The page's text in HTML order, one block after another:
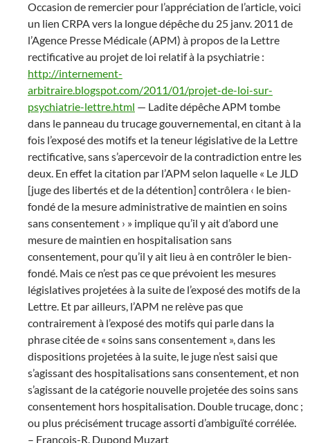
Occasion de remercier pour l’appréciation de l’article, voici
un lien CRPA vers la longue dépêche du 25 janv. 2011 de
l’Agence Presse Médicale (APM) à propos de la Lettre
rectificative au projet de loi relatif à la psychiatrie :
http://internement-
arbitraire.blogspot.com/2011/01/projet-de-loi-sur-
psychiatrie-lettre.html — Ladite dépêche APM tombe
dans le panneau du trucage gouvernemental, en citant à la
fois l’exposé des motifs et la teneur législative de la Lettre
rectificative, sans s’apercevoir de la contradiction entre les
deux. En effet la citation par l’APM selon laquelle « Le JLD
[juge des libertés et de la détention] contrôlera ‹ le bien-
fondé de la mesure administrative de maintien en soins
sans consentement › » implique qu’il y ait d’abord une
mesure de maintien en hospitalisation sans
consentement, pour qu’il y ait lieu à en contrôler le bien-
fondé. Mais ce n’est pas ce que prévoient les mesures
législatives projetées à la suite de l’exposé des motifs de la
Lettre. Et par ailleurs, l’APM ne relève pas que
contrairement à l’exposé des motifs qui parle dans la
phrase citée de « soins sans consentement », dans les
dispositions projetées à la suite, le juge n’est saisi que
s’agissant des hospitalisations sans consentement, et non
s’agissant de la catégorie nouvelle projetée des soins sans
consentement hors hospitalisation. Double trucage, donc ;
ou plus précisément trucage assorti d’ambiguïté corrélée.
– François-R. Dupond Muzart